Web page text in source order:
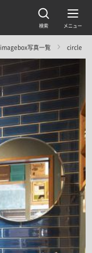
imagebox写真一覧 circle／